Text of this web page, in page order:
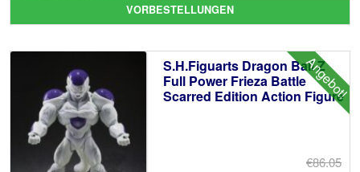
VORBESTELLUNGEN
Angebot!
S.H.Figuarts Dragon Ball Z
Full Power Frieza Battle
Scarred Edition Action Figure
€86.05